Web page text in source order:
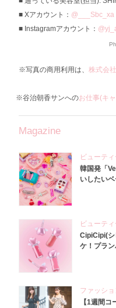
Xアカウント： @___Sbc_xa
Instagramアカウント：
※写真の商用利用は、 株式会
※谷治朝香サンへのお仕事(キ
Magazine
ビューティ
韓国発「
いしたい
ビューティ
CipiCipi(シ
ケ！プラ
ファッショ
【1週間